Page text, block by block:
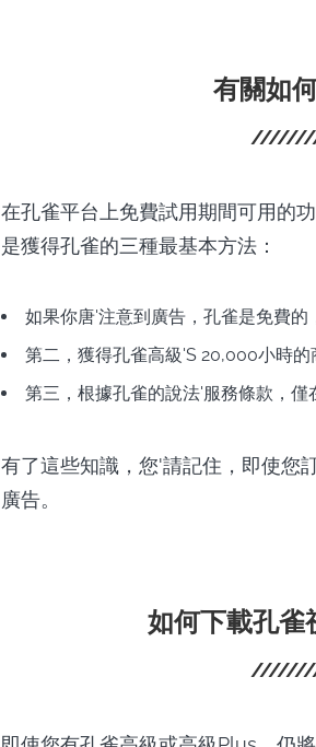
有關如
在孔雀平台上免費試用期間可用的
是獲得孔雀的三種最基本方法：
如果你唐'注意到廣告，孔雀是免費的
第二，獲得孔雀高級'S 20,000小時的
第三，根據孔雀的說法'服務條款，
有了這些知識，您'請記住，即使您
廣告。
如何下載孔雀